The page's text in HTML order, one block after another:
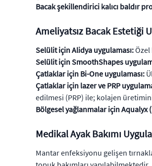
Bacak şekillendirici kalıcı baldır
Ameliyatsız Bacak Estetiği
Selülit için Alidya uygulaması:
Selülit için SmoothShapes
Çatlaklar için Bi-One uygulaması:
Çatlaklar için lazer ve PRP
edilmesi (PRP) ile; kolajen
Bölgesel yağlanmalar için
Medikal Ayak Bakımı
Mantar enfeksiyonu gelişen